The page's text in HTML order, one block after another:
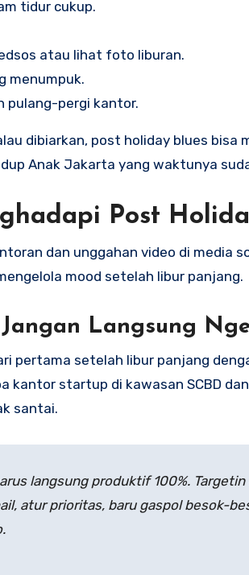
tidur cukup.
atau lihat foto liburan.
menumpuk.
pulang-pergi kantor.
dibiarkan, post holiday blues bisa
Anak Jakarta yang waktunya
Post
dan unggahan video di media
mood setelah libur panjang.
Langsung
pertama setelah libur panjang
kantor startup di kawasan SCBD
santai.
langsung produktif 100%. Targetin
atur prioritas, baru gaspol besok-